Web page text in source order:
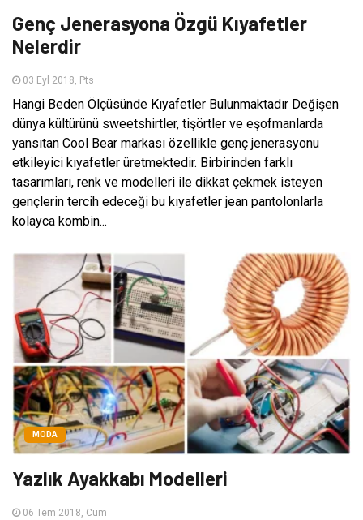
Genç Jenerasyona Özgü Kıyafetler
Nelerdir
03 Eyl 2018, Pts
Hangi Beden Ölçüsünde Kıyafetler Bulunmaktadır Değişen
dünya kültürünü sweetshirtler, tişörtler ve eşofmanlarda
yansıtan Cool Bear markası özellikle genç jenerasyonu
etkileyici kıyafetler üretmektedir. Birbirinden farklı
tasarımları, renk ve modelleri ile dikkat çekmek isteyen
gençlerin tercih edeceği bu kıyafetler jean pantolonlarla
kolayca kombin...
MODA
Yazlık Ayakkabı Modelleri
06 Tem 2018, Cum